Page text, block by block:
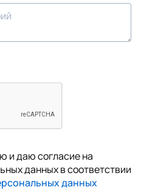
и даю согласие на
данных в соответствии
данных